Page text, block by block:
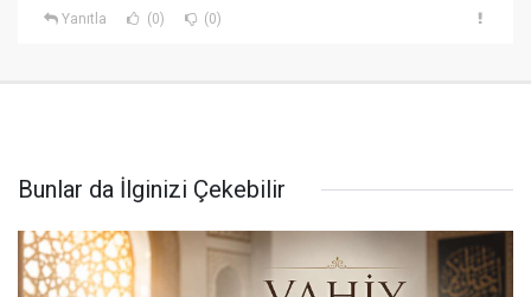
Yanıtla (0) (0)
Bunlar da İlginizi Çekebilir